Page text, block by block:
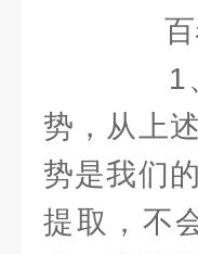
百泰
1、
势，从上
势是我们
提取，不